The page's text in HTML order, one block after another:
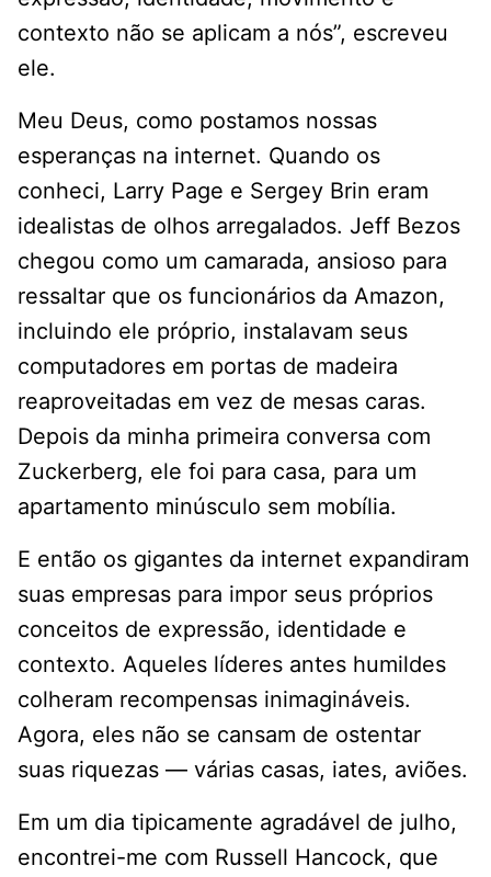
contexto não se aplicam a nós”, escreveu
ele.
Meu Deus, como postamos nossas
esperanças na internet. Quando os
conheci, Larry Page e Sergey Brin eram
idealistas de olhos arregalados. Jeff Bezos
chegou como um camarada, ansioso para
ressaltar que os funcionários da Amazon,
incluindo ele próprio, instalavam seus
computadores em portas de madeira
reaproveitadas em vez de mesas caras.
Depois da minha primeira conversa com
Zuckerberg, ele foi para casa, para um
apartamento minúsculo sem mobília.
E então os gigantes da internet expandiram
suas empresas para impor seus próprios
conceitos de expressão, identidade e
contexto. Aqueles líderes antes humildes
colheram recompensas inimagináveis.
Agora, eles não se cansam de ostentar
suas riquezas — várias casas, iates, aviões.
Em um dia tipicamente agradável de julho,
encontrei-me com Russell Hancock, que